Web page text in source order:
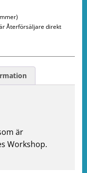
Återförsäljare direkt
är
Workshop.